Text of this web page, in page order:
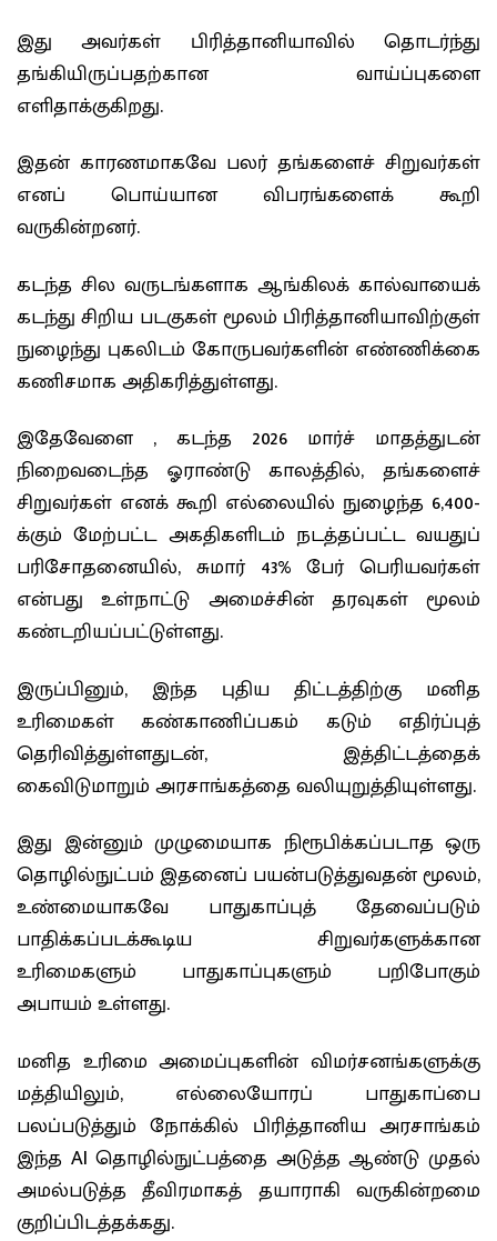
இது அவர்கள் பிரித்தானியாவில் தொடர்ந்து
தங்கியிருப்பதற்கான வாய்ப்புகளை
எளிதாக்குகிறது.
இதன் காரணமாகவே பலர் தங்களைச் சிறுவர்கள்
எனப் பொய்யான விபரங்களைக் கூறி
வருகின்றனர்.
கடந்த சில வருடங்களாக ஆங்கிலக் கால்வாயைக்
கடந்து சிறிய படகுகள் மூலம் பிரித்தானியாவிற்குள்
நுழைந்து புகலிடம் கோருபவர்களின் எண்ணிக்கை
கணிசமாக அதிகரித்துள்ளது.
இதேவேளை , கடந்த 2026 மார்ச் மாதத்துடன்
நிறைவடைந்த ஓராண்டு காலத்தில், தங்களைச்
சிறுவர்கள் எனக் கூறி எல்லையில் நுழைந்த 6,400-
க்கும் மேற்பட்ட அகதிகளிடம் நடத்தப்பட்ட வயதுப்
பரிசோதனையில், சுமார் 43% பேர் பெரியவர்கள்
என்பது உள்நாட்டு அமைச்சின் தரவுகள் மூலம்
கண்டறியப்பட்டுள்ளது.
இருப்பினும், இந்த புதிய திட்டத்திற்கு மனித
உரிமைகள் கண்காணிப்பகம் கடும் எதிர்ப்புத்
தெரிவித்துள்ளதுடன், இத்திட்டத்தைக்
கைவிடுமாறும் அரசாங்கத்தை வலியுறுத்தியுள்ளது.
இது இன்னும் முழுமையாக நிரூபிக்கப்படாத ஒரு
தொழில்நுட்பம் இதனைப் பயன்படுத்துவதன் மூலம்,
உண்மையாகவே பாதுகாப்புத் தேவைப்படும்
பாதிக்கப்படக்கூடிய சிறுவர்களுக்கான
உரிமைகளும் பாதுகாப்புகளும் பறிபோகும்
அபாயம் உள்ளது.
மனித உரிமை அமைப்புகளின் விமர்சனங்களுக்கு
மத்தியிலும், எல்லையோரப் பாதுகாப்பை
பலப்படுத்தும் நோக்கில் பிரித்தானிய அரசாங்கம்
இந்த AI தொழில்நுட்பத்தை அடுத்த ஆண்டு முதல்
அமல்படுத்த தீவிரமாகத் தயாராகி வருகின்றமை
குறிப்பிடத்தக்கது.